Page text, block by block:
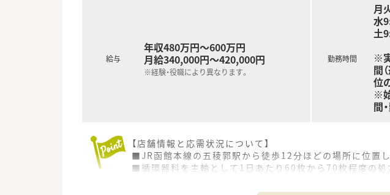
給与
年収480万円～600万円
月給340,000円～420,000円
※経験・役職により異なります。
勤務時間
月
水
土
※
間
位
※
間
【店舗情報と応需状況について】
■JR函館本線の五稜郭駅から徒歩12分ほどの場所に位置
■循環器科を主軸として1日あたり60枚から70枚程度の処